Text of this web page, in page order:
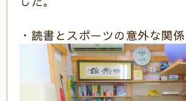
・読書とスポーツの意外な関係